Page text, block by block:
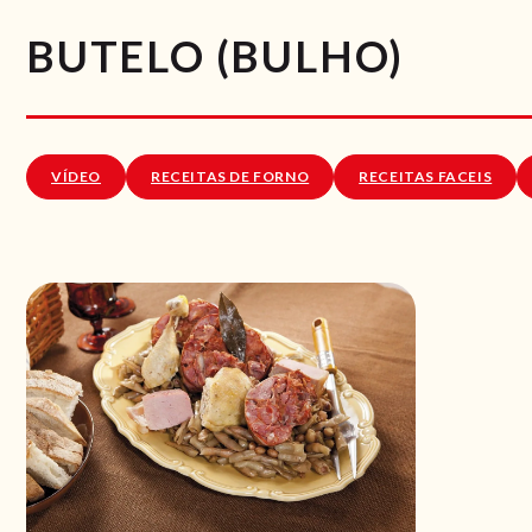
BUTELO (BULHO)
VÍDEO RECEITAS DE FORNO RECEITAS FACEIS